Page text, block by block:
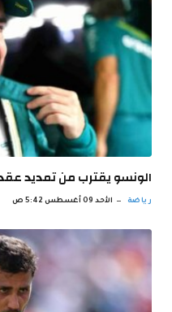
الونسو يقترب من تمديد
رياضة الأحد 09 أغسطس 5:42 ص